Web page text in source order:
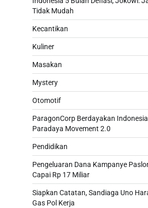
Tidak Mudah
Kecantikan
Kuliner
Masakan
Mystery
Otomotif
ParagonCorp Berdayakan
Paradaya Movement 2.0
Pendidikan
Pengeluaran Dana Kampanye
Capai Rp 17 Miliar
Siapkan Catatan, Sandiaga Uno
Gas Pol Kerja